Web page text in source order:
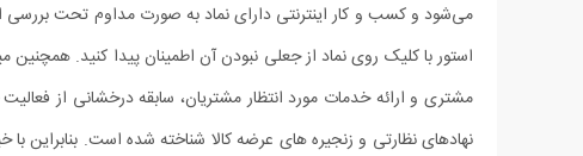
می‏‌شود و کسب و کار اینترنتی دارای نماد به صورت مداوم تحت بررسی
مشتری و ارائه خدمات مورد انتظار مشتریان، سابقه درخشانی از
نهادهای نظارتی و زنجیره های عرضه کالا شناخته شده است. بنابراین